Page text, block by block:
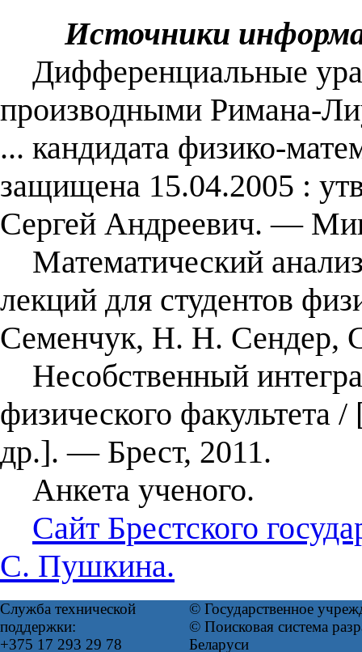
Источники
Дифференциальные
производными Римана-
... кандидата физико-
защищена 15.04.2005 :
Сергей Андреевич. —
Математический
лекций для студентов
Семенчук, Н. Н. Сендер,
Несобственный
физического
др.]. — Брест, 2011.
Анкета ученого.
Сайт Брестского
С. Пушкина.
Служба технической
поддержки:
+375 17 293 29 78
© Государственное
© Поисковая система
Беларуси